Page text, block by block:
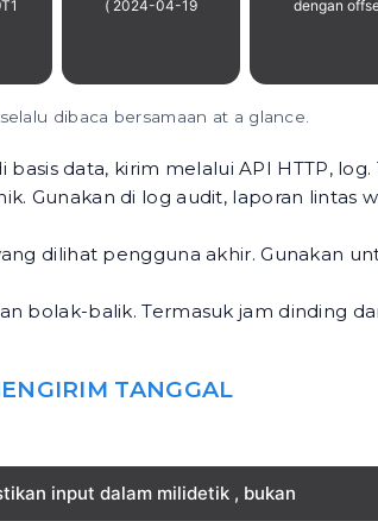
dibaca bersamaan at a glance.
data, kirim melalui API HTTP,
Gunakan di log audit, laporan lintas
dilihat pengguna akhir. Gunakan
bolak-balik. Termasuk jam dinding
TANGGAL